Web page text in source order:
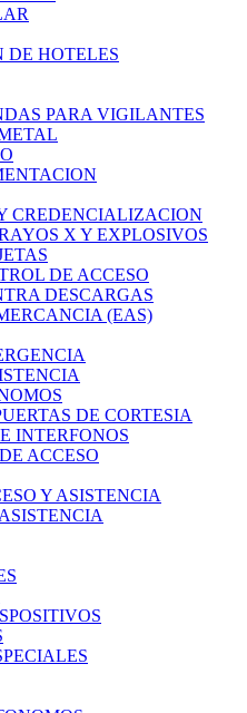
DE HOTELES
PARA VIGILANTES
CREDENCIALIZACION
X Y EXPLOSIVOS
DE ACCESO
DESCARGAS
(EAS)
DE CORTESIA
INTERFONOS
ACCESO
Y ASISTENCIA